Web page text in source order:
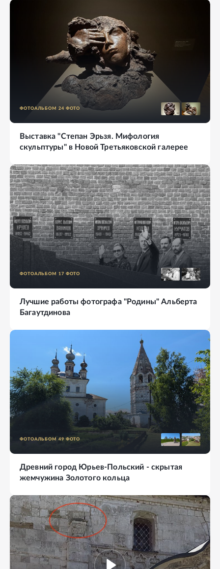
ФОТОАЛЬБОМ 24 ФОТО
Выставка "Степан Эрьзя. Мифология
скульптуры" в Новой Третьяковской галерее
ФОТОАЛЬБОМ 17 ФОТО
Лучшие работы фотографа "Родины" Альберта
Багаутдинова
ФОТОАЛЬБОМ 49ФОТО
Древний город Юрьев-Польский - скрытая
жемчужина Золотого кольца